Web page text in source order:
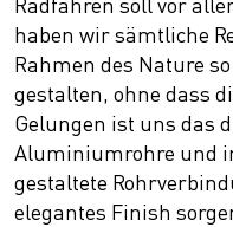
haben wir sämtliche
Rahmen des Nature
gestalten, ohne dass
Gelungen ist uns das
Aluminiumrohre und
gestaltete
elegantes Finish